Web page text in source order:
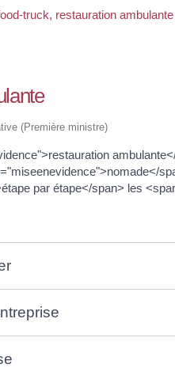
truck, restauration ambulante
(Première ministre)
par étape</span> les